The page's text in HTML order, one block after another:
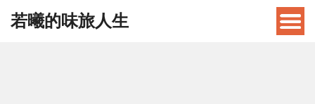
若曦的味旅人生